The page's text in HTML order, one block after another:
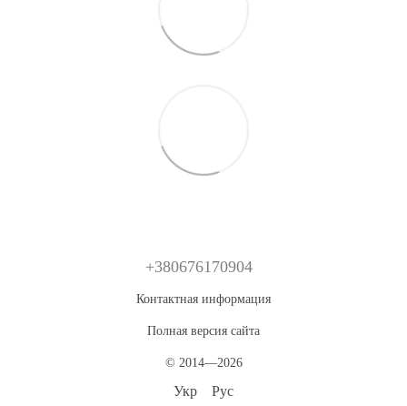
+380676170904
Контактная информация
Полная версия сайта
© 2014—2026
Укр Рус